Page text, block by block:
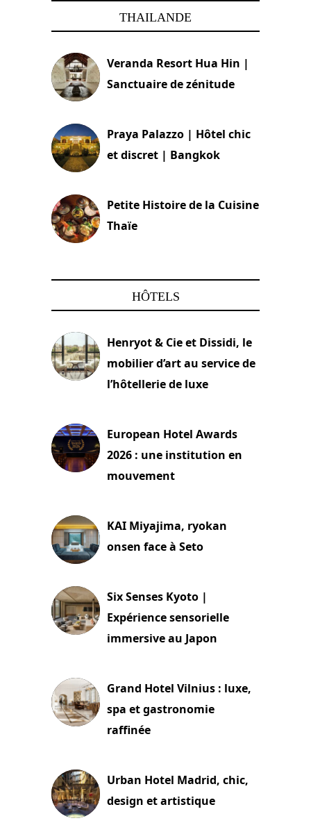
THAILANDE
Veranda Resort Hua Hin |
Sanctuaire de zénitude
Praya Palazzo | Hôtel chic
et discret | Bangkok
Petite Histoire de la Cuisine
Thaïe
HÔTELS
Henryot & Cie et Dissidi, le
mobilier d’art au service de
l’hôtellerie de luxe
European Hotel Awards
2026 : une institution en
mouvement
KAI Miyajima, ryokan
onsen face à Seto
Six Senses Kyoto |
Expérience sensorielle
immersive au Japon
Grand Hotel Vilnius : luxe,
spa et gastronomie
raffinée
Urban Hotel Madrid, chic,
design et artistique